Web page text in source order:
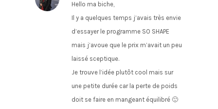
Hello ma biche,
Il y a quelques temps j’avais très envie
d’essayer le programme SO SHAPE
mais j’avoue que le prix m’avait un peu
laissé sceptique.
Je trouve l’idée plutôt cool mais sur
une petite durée car la perte de poids
doit se faire en mangeant équilibré 🙂